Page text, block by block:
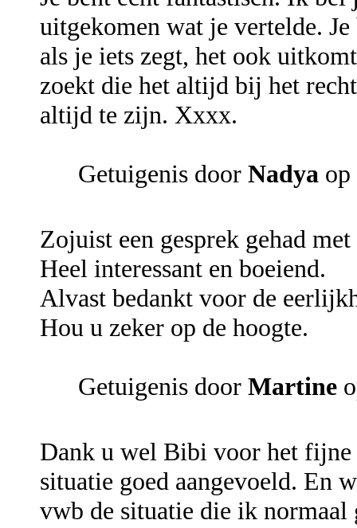
uitgekomen wat je vertelde.
als je iets zegt, het ook
zoekt die het altijd bij het
altijd te zijn. Xxxx.
Getuigenis door Nadya
Zojuist een gesprek gehad
Heel interessant en boeiend.
Alvast bedankt voor de
Hou u zeker op de hoogte.
Getuigenis door Martine
Dank u wel Bibi voor het
situatie goed aangevoeld. En
vwb de situatie die ik normaal